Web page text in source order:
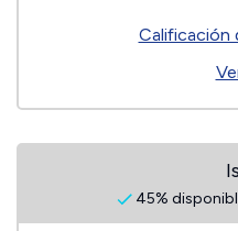
Calificación
45%